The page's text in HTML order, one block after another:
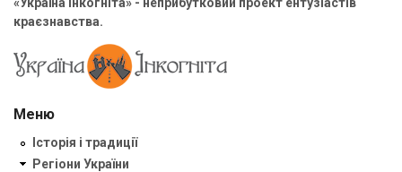
«Україна Інкогніта» - неприбутковий проект ентузіастів
краєзнавства.
Меню
Історія і традиції
Регіони України